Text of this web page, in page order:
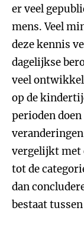
er veel
mens. Veel
deze kennis
dagelijkse
veel
op de
perioden
vergelijkt met
tot de
dan
bestaat